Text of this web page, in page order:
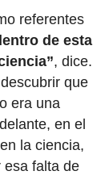
referentes
de esta
, dice.
que
era una
en el
la ciencia,
esa falta de